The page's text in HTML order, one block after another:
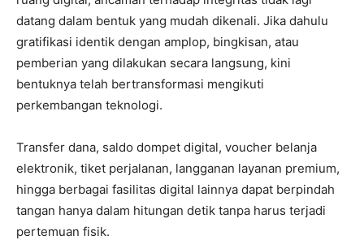
datang dalam bentuk yang mudah dikenali. Jika dahulu
gratifikasi identik dengan amplop, bingkisan, atau
pemberian yang dilakukan secara langsung, kini
bentuknya telah bertransformasi mengikuti
perkembangan teknologi.
Transfer dana, saldo dompet digital, voucher belanja
elektronik, tiket perjalanan, langganan layanan premium,
hingga berbagai fasilitas digital lainnya dapat berpindah
tangan hanya dalam hitungan detik tanpa harus terjadi
pertemuan fisik.